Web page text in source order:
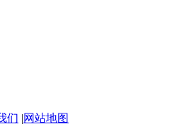
们 |网站地图